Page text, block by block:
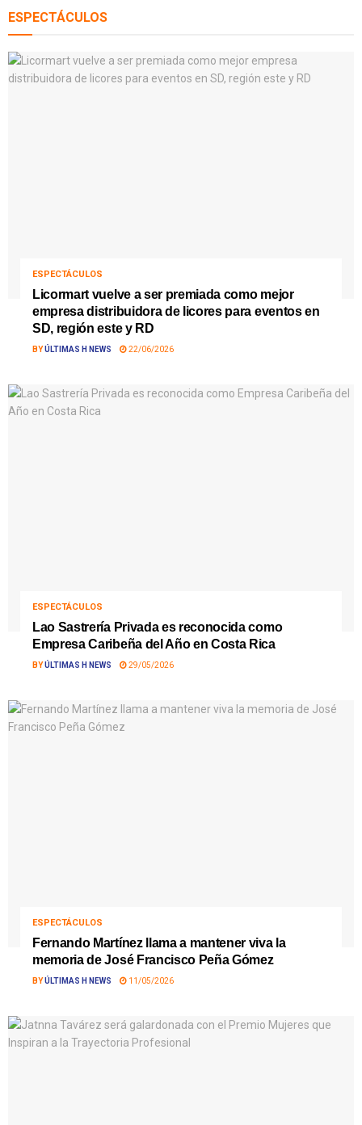
ESPECTÁCULOS
ESPECTÁCULOS
Licormart vuelve a ser premiada como mejor
empresa distribuidora de licores para eventos en
SD, región este y RD
BYÚLTIMAS H NEWS 22/06/2026
ESPECTÁCULOS
Lao Sastrería Privada es reconocida como
Empresa Caribeña del Año en Costa Rica
BYÚLTIMAS H NEWS 29/05/2026
ESPECTÁCULOS
Fernando Martínez llama a mantener viva la
memoria de José Francisco Peña Gómez
BYÚLTIMAS H NEWS 11/05/2026